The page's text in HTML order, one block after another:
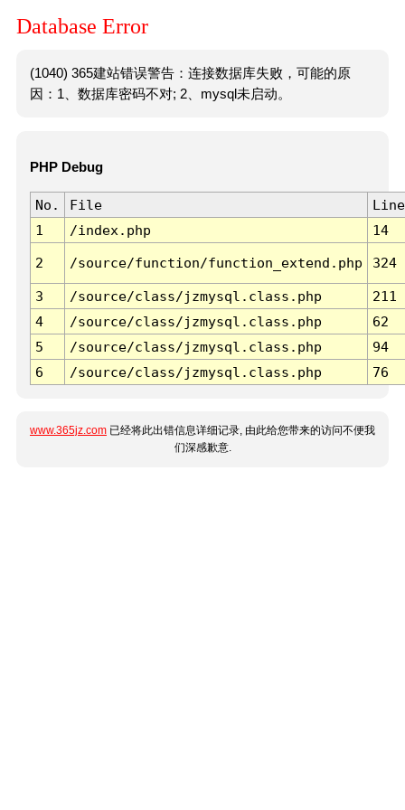
Database Error
(1040) 365建站错误警告：连接数据库失败，可能的原
因：1、数据库密码不对; 2、mysql未启动。
PHP Debug
No. File
Line
1
/index.php 14
2 /source/function/function_extend.php 324
3 /source/class/jzmysql.class.php
211
4
/source/class/jzmysql.class.php
62
5
/source/class/jzmysql.class.php
94
6
/source/class/jzmysql.class.php 76
www.365jz.com 已经将此出错信息详细记录, 由此给您带来的访问不便我
们深感歉意.